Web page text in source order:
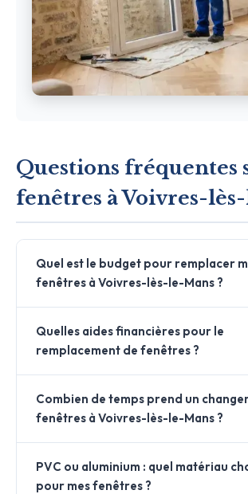
Questions fréquentes
fenêtres à Voivres-
Quel est le budget pour remplacer
fenêtres à Voivres-lès-le-Mans ?
Quelles aides financières pour le
remplacement de fenêtres ?
Combien de temps prend un
fenêtres à Voivres-lès-le-Mans ?
PVC ou aluminium : quel matériau
pour mes fenêtres ?